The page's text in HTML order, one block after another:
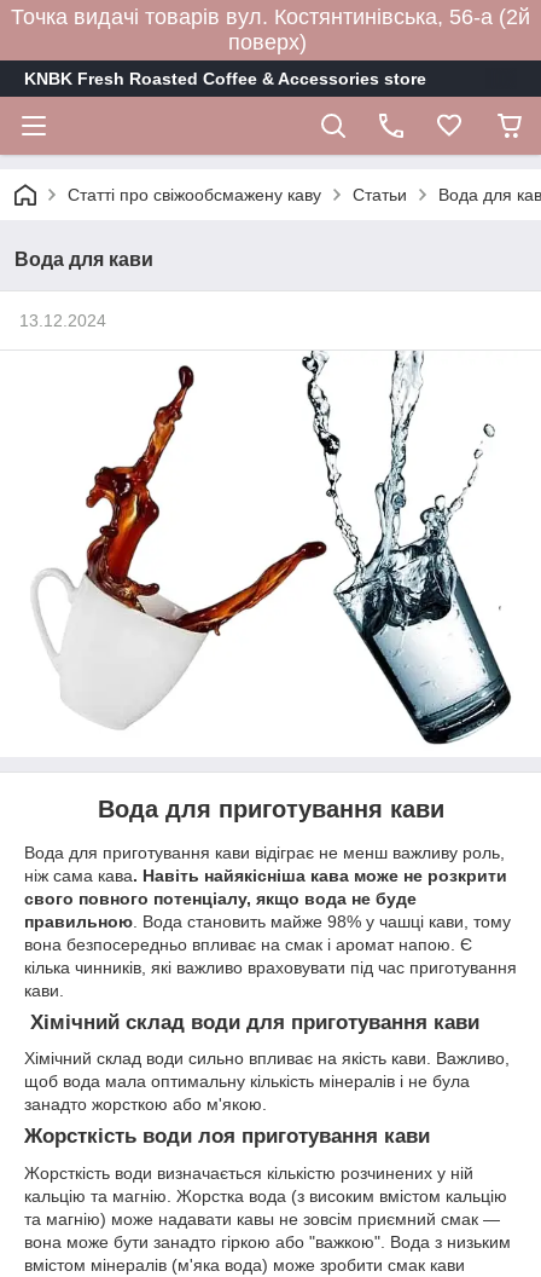
Точка видачі товарів вул. Костянтинівська, 56-а (2й
поверх)
KNBK Fresh Roasted Coffee & Accessories store
Статті про свіжообсмажену каву Статьи Вода для
Вода для кави
13.12.2024
Вода для приготування кави
Вода для приготування кави відіграє не менш важливу роль,
ніж сама кава. Навіть найякісніша кава може не розкрити
свого повного потенціалу, якщо вода не буде
правильною . Вода становить майже 98% у чашці кави, тому
вона безпосередньо впливає на смак і аромат напою. Є
кілька чинників, які важливо враховувати під час приготування
кави.
Хімічний склад води для приготування кави
Хімічний склад води сильно впливає на якість кави. Важливо,
щоб вода мала оптимальну кількість мінералів і не була
занадто жорсткою або м'якою.
Жорсткість води лоя приготування кави
Жорсткість води визначається кількістю розчинених у ній
кальцію та магнію. Жорстка вода (з високим вмістом кальцію
та магнію) може надавати кавы не зовсім приємний смак —
вона може бути занадто гіркою або "важкою". Вода з низьким
вмістом мінералів (м'яка вода) може зробити смак кави